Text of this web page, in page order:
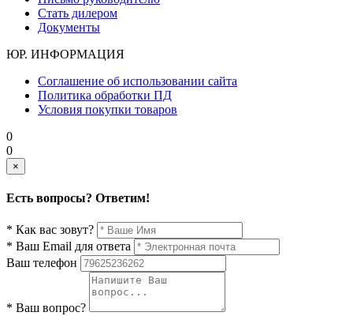
Стать дилером
Документы
ЮР. ИНФОРМАЦИЯ
Соглашение об использовании сайта
Политика обработки ПД
Условия покупки товаров
0
0
×
Есть вопросы? Ответим!
* Как вас зовут?
* Ваш Email для ответа
Ваш телефон
* Ваш вопрос?